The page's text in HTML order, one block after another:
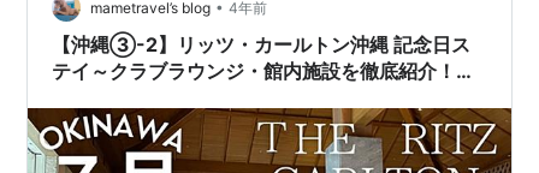
mametravel’s blog • 4年前
【沖縄③-2】リッツ・カールトン沖縄 記念日ス
テイ～クラブラウンジ・館内施設を徹底紹介！＆